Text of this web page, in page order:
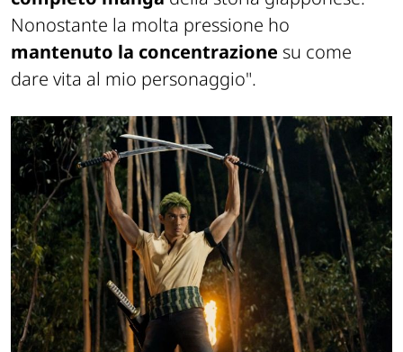
Nonostante la molta pressione ho
mantenuto la concentrazione su come
dare vita al mio personaggio".